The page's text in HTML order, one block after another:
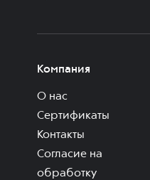
Компания
О нас
Сертификаты
Контакты
Согласие на
обработку